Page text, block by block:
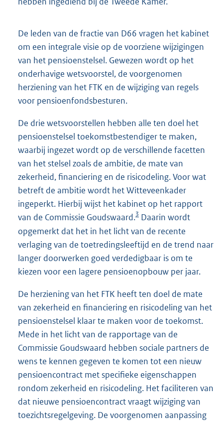
De leden van de fractie van D66 vragen het kabinet
om een integrale visie op de voorziene wijzigingen
van het pensioenstelsel. Gewezen wordt op het
onderhavige wetsvoorstel, de voorgenomen
herziening van het FTK en de wijziging van regels
voor pensioenfondsbesturen.
De drie wetsvoorstellen hebben alle ten doel het
pensioenstelsel toekomstbestendiger te maken,
waarbij ingezet wordt op de verschillende facetten
van het stelsel zoals de ambitie, de mate van
zekerheid, financiering en de risicodeling. Voor wat
betreft de ambitie wordt het Witteveenkader
ingeperkt. Hierbij wijst het kabinet op het rapport
van de Commissie Goudswaard.3 Daarin wordt
opgemerkt dat het in het licht van de recente
verlaging van de toetredingsleeftijd en de trend naar
langer doorwerken goed verdedigbaar is om te
kiezen voor een lagere pensioenopbouw per jaar.
De herziening van het FTK heeft ten doel de mate
van zekerheid en financiering en risicodeling van het
pensioenstelsel klaar te maken voor de toekomst.
Mede in het licht van de rapportage van de
Commissie Goudswaard hebben sociale partners de
wens te kennen gegeven te komen tot een nieuw
pensioencontract met specifieke eigenschappen
rondom zekerheid en risicodeling. Het faciliteren van
dat nieuwe pensioencontract vraagt wijziging van
toezichtsregelgeving. De voorgenomen aanpassing